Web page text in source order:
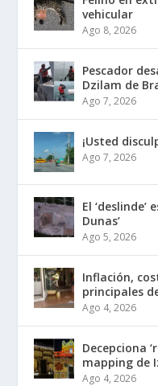
vehicular
Ago 8, 2026
Pescador
Dzilam de
Ago 7, 2026
¡Usted
Ago 7, 2026
El
Dunas’
Ago 5, 2026
Inflación,
principales
Ago 4, 2026
Decepciona
mapping de
Ago 4, 2026